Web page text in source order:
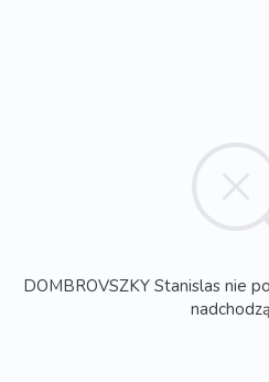
DOMBROVSZKY Stanislas nie